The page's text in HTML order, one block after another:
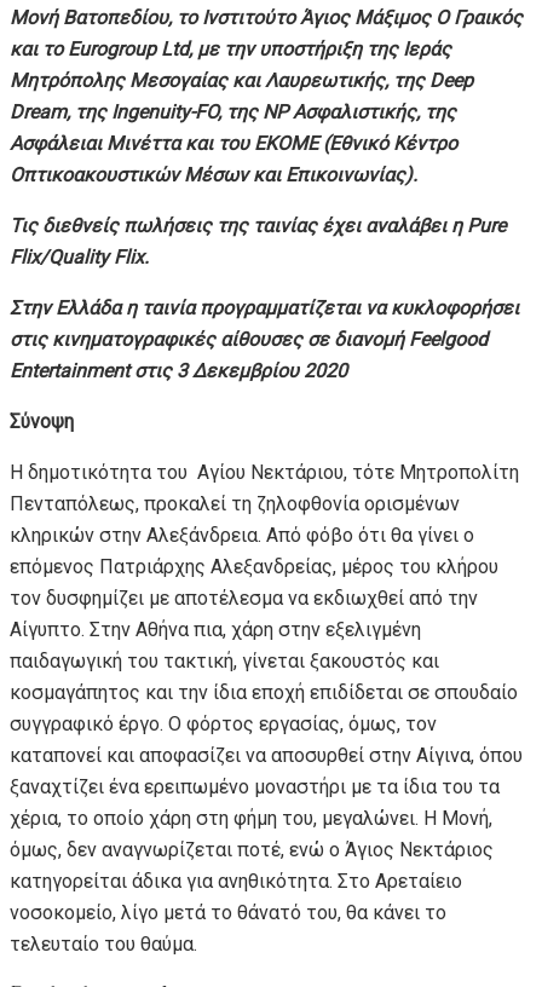
Μονή Βατοπεδίου, το Ινστιτούτο Άγιος Μάξιμος Ο Γραικός
και τοEurogroupLtd, με την υποστήριξη της Ιεράς
Μητρόπολης Μεσογαίας και Λαυρεωτικής, της Deep
Dream, της Ingenuity-FO, της NP Ασφαλιστικής, της
Ασφάλειαι Μινέττα και του ΕΚΟΜΕ (Εθνικό Κέντρο
Οπτικοακουστικών Μέσων και Επικοινωνίας).
Τις διεθνείς πωλήσεις της ταινίας έχει αναλάβει η Pure
Flix/QualityFlix.
Στην Ελλάδα η ταινία προγραμματίζεται να κυκλοφορήσει
στις κινηματογραφικές αίθουσες σε διανομή Feelgood
Entertainment στις 3 Δεκεμβρίου 2020
Σύνοψη
Η δημοτικότητα του Αγίου Νεκτάριου, τότε Μητροπολίτη
Πενταπόλεως, προκαλεί τη ζηλοφθονία ορισμένων
κληρικών στην Αλεξάνδρεια. Από φόβο ότι θα γίνει ο
επόμενος Πατριάρχης Αλεξανδρείας, μέρος του κλήρου
τον δυσφημίζει με αποτέλεσμα να εκδιωχθεί από την
Αίγυπτο. Στην Αθήνα πια, χάρη στην εξελιγμένη
παιδαγωγική του τακτική, γίνεται ξακουστός και
κοσμαγάπητος και την ίδια εποχή επιδίδεται σε σπουδαίο
συγγραφικό έργο. Ο φόρτος εργασίας, όμως, τον
καταπονεί και αποφασίζει να αποσυρθεί στην Αίγινα, όπου
ξαναχτίζει ένα ερειπωμένο μοναστήρι με τα ίδια του τα
χέρια, το οποίο χάρη στη φήμη του, μεγαλώνει. Η Μονή,
όμως, δεν αναγνωρίζεται ποτέ, ενώ ο Άγιος Νεκτάριος
κατηγορείται άδικα για ανηθικότητα. Στο Αρεταίειο
νοσοκομείο, λίγο μετά το θάνατό του, θα κάνει το
τελευταίο του θαύμα.